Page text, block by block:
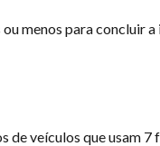
menos para concluir
de veículos que usam